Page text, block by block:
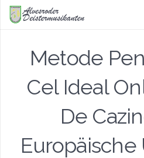
Metode
Cel Ideal
De
Europäische